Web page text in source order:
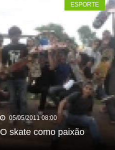
ESPORTE
05/05/2011 08:00
O skate como paixão